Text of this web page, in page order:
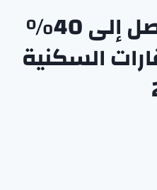
تراجع ملحوظ يصل إلى 40٪
السكنية